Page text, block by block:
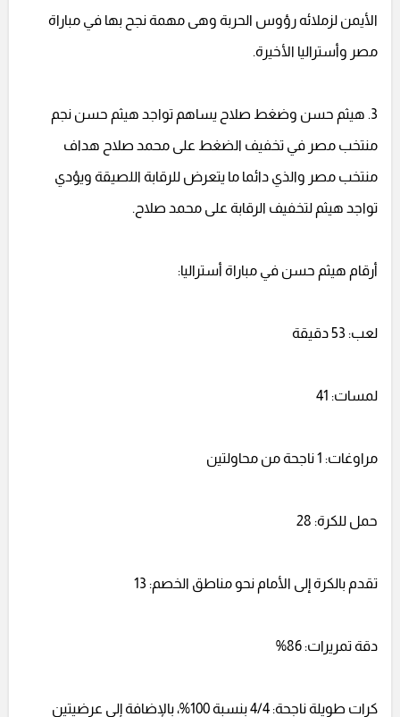
الأيمن لزملائه رؤوس الحربة وهى مهمة نجح بها في مباراة
مصر وأستراليا الأخيرة.
3. هيثم حسن وضغط صلاح يساهم تواجد هيثم حسن نجم
منتخب مصر في تخفيف الضغط على محمد صلاح هداف
منتخب مصر والذي دائما ما يتعرض للرقابة اللصيقة ويؤدي
تواجد هيثم لتخفيف الرقابة على محمد صلاح.
أرقام هيثم حسن في مباراة أستراليا:
لعب: 53 دقيقة
لمسات: 41
مراوغات: 1 ناجحة من محاولتين
حمل للكرة: 28
تقدم بالكرة إلى الأمام نحو مناطق الخصم: 13
دقة تمريرات: 86%
كرات طويلة ناجحة: 4/4 بنسبة 100%، بالإضافة إلى عرضيتين